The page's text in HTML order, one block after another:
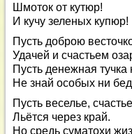
Шмоток от кутюр!
И кучу зеленых купюр!
Пусть доброю
Удачей и счастьем
Пусть денежная тучка
Не знай особых ни
Пусть веселье, счастье
Льётся через край.
Но средь суматохи